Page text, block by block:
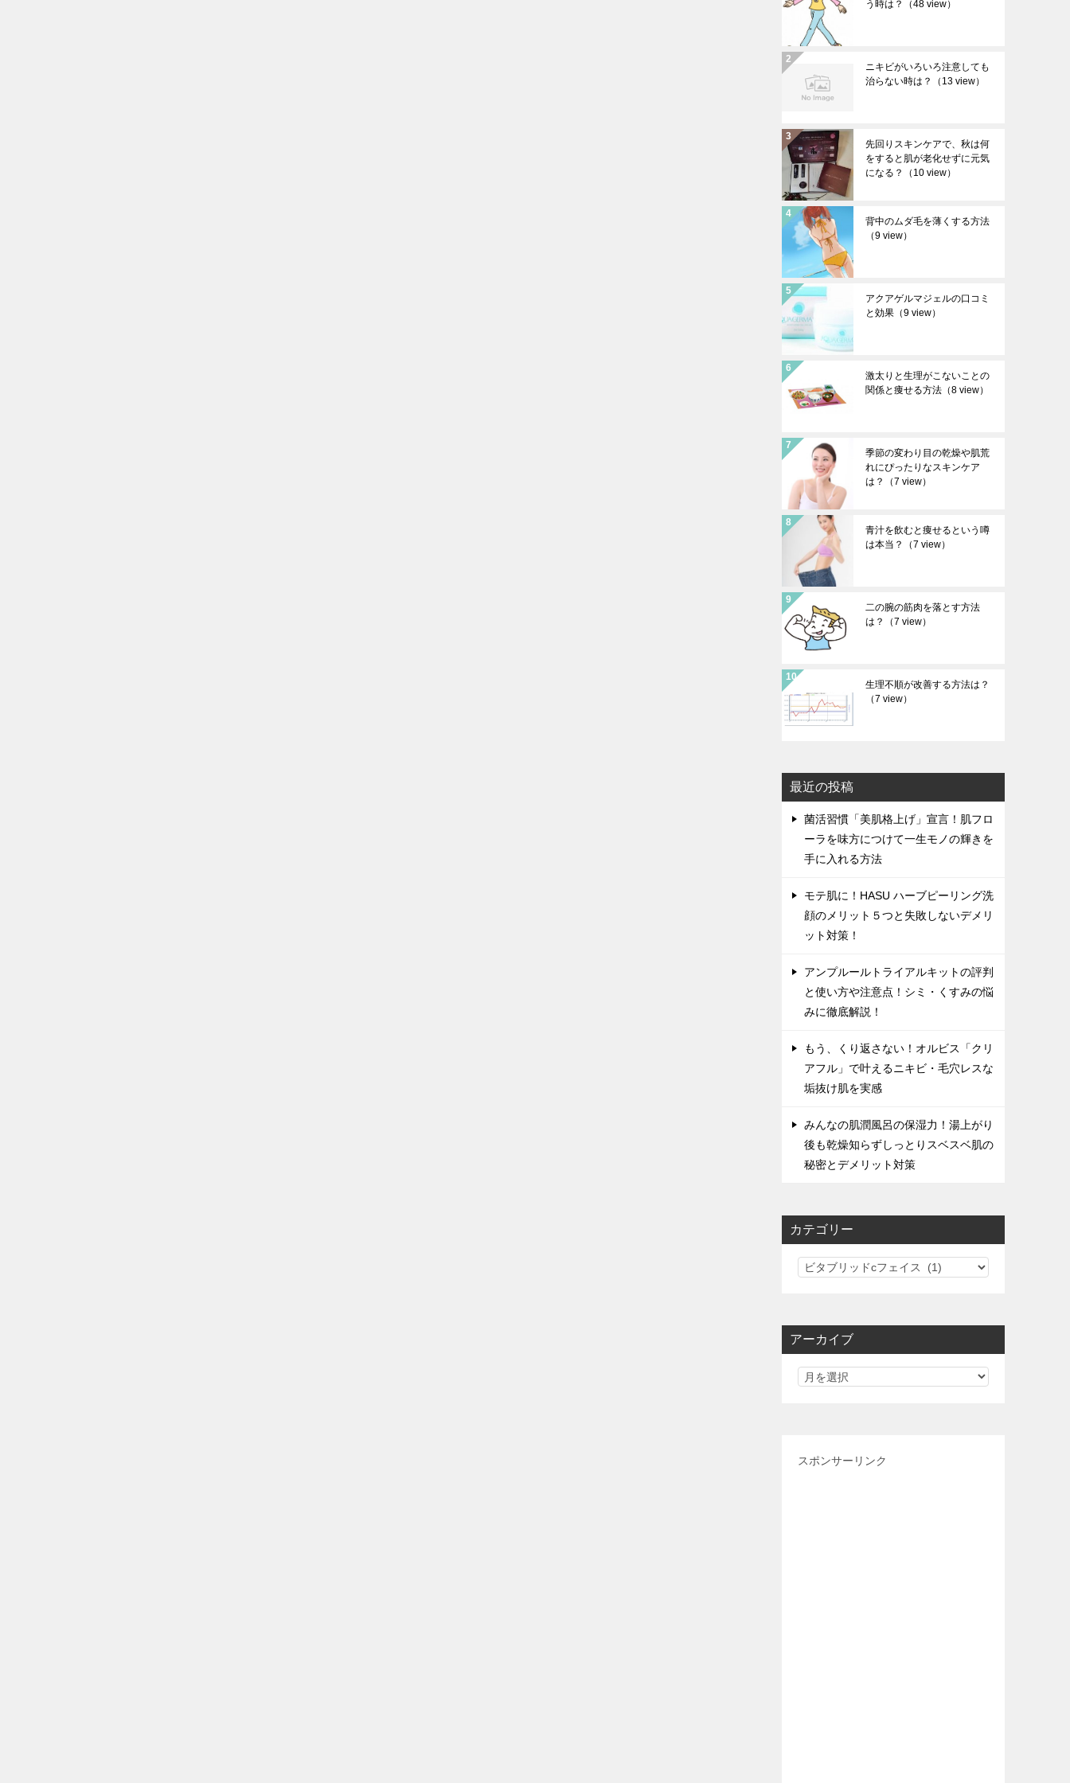
う時は？
（48 view）
ニキビがいろいろ注意しても
治らない時は？
（13 view）
先回りスキンケアで、秋は何
をすると肌が老化せずに元気
になる？
（10 view）
背中のムダ毛を薄くする方法
（9 view）
アクアゲルマジェルの口コミ
と効果 （9 view）
激太りと生理がこないことの
関係と痩せる方法 （8 view）
季節の変わり目の乾燥や肌荒
れにぴったりなスキンケア
は？
（7 view）
青汁を飲むと痩せるという噂
は本当？
（7 view）
二の腕の筋肉を落とす方法
は？
（7 view）
生理不順が改善する方法は？
（7 view）
最近の投稿
菌活習慣「美肌格上げ」宣言！肌フロ
ーラを味方につけて一生モノの輝きを
手に入れる方法
モテ肌に！HASU ハーブピーリング洗
顔のメリット５つと失敗しないデメリ
ット対策！
アンプルールトライアルキットの評判
と使い方や注意点！シミ・くすみの悩
みに徹底解説！
もう、くり返さない！オルビス「クリ
アフル」で叶えるニキビ・毛穴レスな
垢抜け肌を実感
みんなの肌潤風呂の保湿力！湯上がり
後も乾燥知らずしっとりスベスベ肌の
秘密とデメリット対策
カテゴリー
カ
リ
アーカイブ
スポンサーリンク